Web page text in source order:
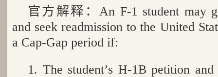
官方解释：An F-1 student may
and seek readmission to the United
a Cap-Gap period if:
1. The student’s H-1B petition